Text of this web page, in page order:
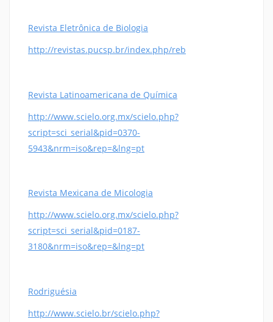
Revista Eletrônica de Biologia
http://revistas.pucsp.br/index.php/reb
Revista Latinoamericana de Química
http://www.scielo.org.mx/scielo.php?
script=sci_serial&pid=0370-
5943&nrm=iso&rep=&lng=pt
Revista Mexicana de Micologia
http://www.scielo.org.mx/scielo.php?
script=sci_serial&pid=0187-
3180&nrm=iso&rep=&lng=pt
Rodriguésia
http://www.scielo.br/scielo.php?